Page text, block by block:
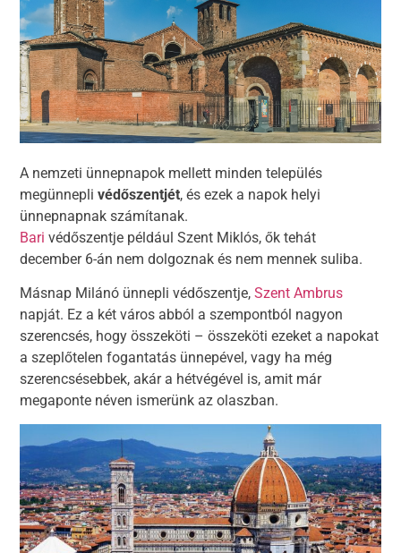
A nemzeti ünnepnapok mellett minden település
megünneplivédőszentjét, és ezek a napok helyi
ünnepnapnak számítanak.
Bari védőszentje például Szent Miklós, ők tehát
december 6-án nem dolgoznak és nem mennek suliba.
Másnap Milánó ünnepli védőszentje,Szent Ambrus
napját. Ez a két város abból a szempontból nagyon
szerencsés, hogy összeköti – összeköti ezeket a napokat
a szeplőtelen fogantatás ünnepével, vagy ha még
szerencsésebbek, akár a hétvégével is, amit már
megaponte néven ismerünk az olaszban.